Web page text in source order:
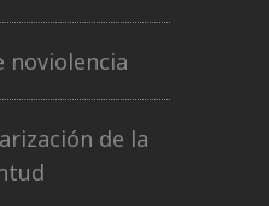
noviolencia
de la